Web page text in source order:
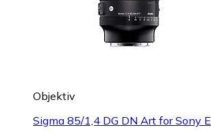
Objektiv
Sigma 85/1,4 DG DN Art for Sony E